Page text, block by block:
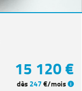
15 120 €
dès 247€/mois